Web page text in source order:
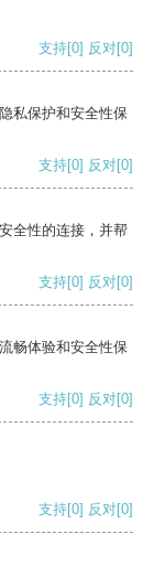
支持[0] 反对[0]
私保护和安全性保
支持[0] 反对[0]
全性的连接，并帮
支持[0] 反对[0]
畅体验和安全性保
支持[0] 反对[0]
支持[0] 反对[0]